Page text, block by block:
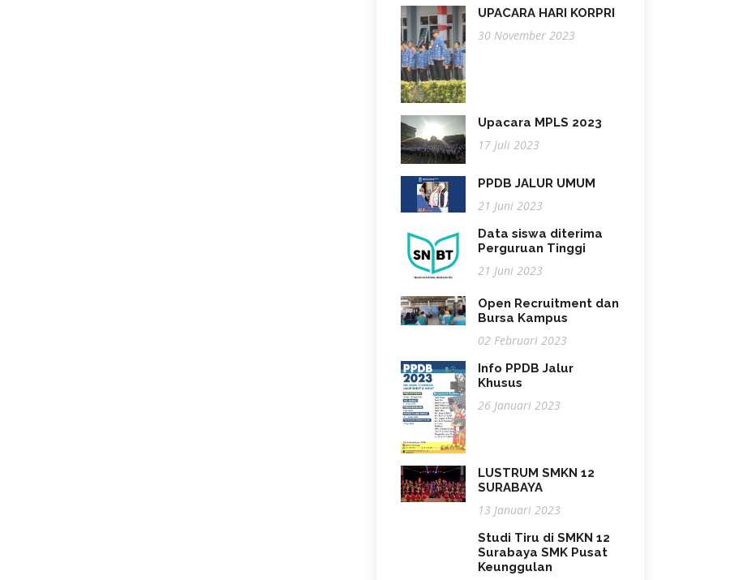
UPACARA HARI KORPRI
30 November 2023
Upacara MPLS 2023
17 Juli 2023
PPDB JALUR UMUM
21 Juni 2023
Data siswa diterima
Perguruan Tinggi
21 Juni 2023
Open Recruitment dan
Bursa Kampus
02 Februari 2023
Info PPDB Jalur
Khusus
26 Januari 2023
LUSTRUM SMKN 12
SURABAYA
13 Januari 2023
Studi Tiru di SMKN 12
Surabaya SMK Pusat
Keunggulan